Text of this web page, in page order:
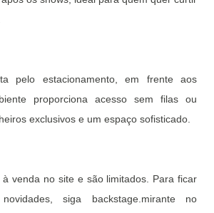
pelo estacionamento, em frente aos
proporciona acesso sem filas ou
exclusivos e um espaço sofisticado.
venda no site e são limitados. Para ficar
siga backstage.mirante no